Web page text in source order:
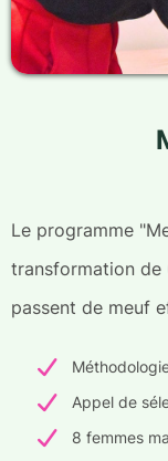
Le programme
transformation de
passent de meuf
Appel de
8 femmes